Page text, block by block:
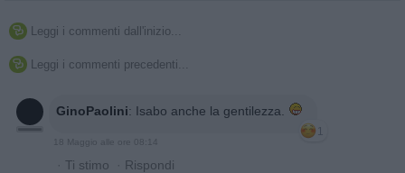
 Leggi i commenti dall'inizio...
 Leggi i commenti precedenti...
GinoPaolini: Isabo anche la gentilezza.
1
18 Maggio alle ore 08:14
· Ti stimo · Rispondi